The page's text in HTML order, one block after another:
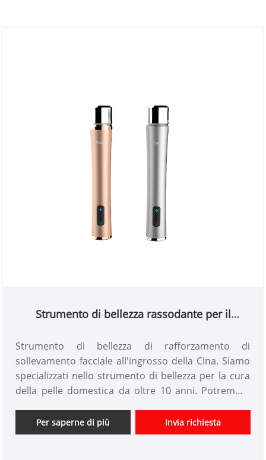
Strumento di bellezza rassodante per il
Strumento di bellezza di rafforzamento di
sollevamento facciale all'ingrosso della Cina. Siamo
specializzati nello strumento di bellezza per la cura
della pelle domestica da oltre 10 anni. Potremmo
bellezza e avere un buon vantaggio di prezzo. Siamo
fornitori professionali di strumenti di bellezza ad
Per saperne di più Invia richiesta